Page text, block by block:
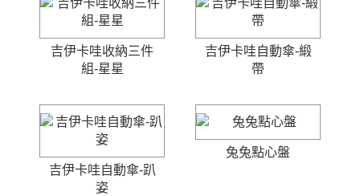
吉伊卡哇收納三件
組-星星
吉伊卡哇自動傘-緞
帶
吉伊卡哇自動傘-趴
姿
兔兔點心盤